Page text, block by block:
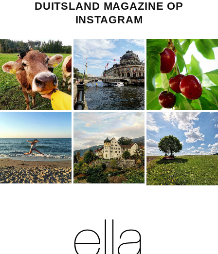
DUITSLAND MAGAZINE OP
INSTAGRAM